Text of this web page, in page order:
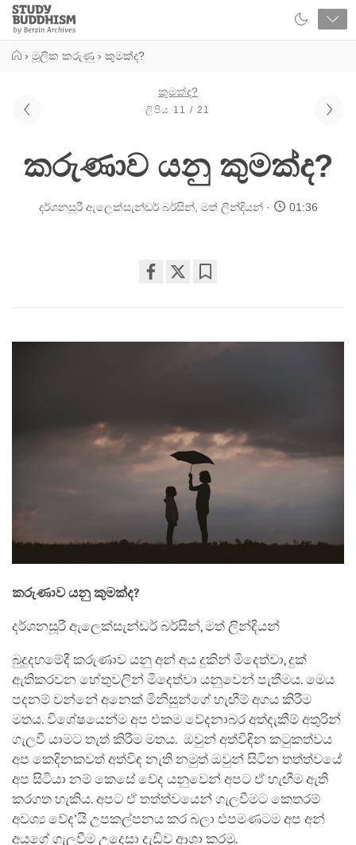
Close
Study
Buddhism
› මූලික කරුණු › කුමක්ද?
කුමක්ද?
ලිපිය 11 / 21
කරුණාව යනු කුමක්ද?
දර්ශනසූරී ඇලෙක්සැන්ඩර් බර්සින්, මත් ලින්දියන් 01:36
on
කරුණාව යනු කුමක්ද?
දර්ශනසූරී ඇලෙක්සැන්ඩර් බර්සින්, මත් ලින්දියන්
බුදුදහමේදී කරුණාව යනු අන් අය දුකින් මිදෙත්වා, දුක්
ඇතිකරවන හේතුවලින් මිදෙත්වා යනුවෙන් පැතීමය. මෙය
පදනම් වන්නේ අනෙක් මිනිසුන්ගේ හැඟීම් අගය කිරීම
මතය. විශේෂයෙන්ම අප එකම වේදනාබර අත්දැකීම් අතුරින්
ගැලවී යාමට තැත් කිරීම මතය. ඔවුන් අත්විඳින කටුකත්වය
අප කෙදිනකවත් අත්විඳ නැති නමුත් ඔවුන් සිටින තත්ත්වයේ
අප සිටියා නම් කෙසේ වේද යනුවෙන් අපට ඒ හැඟීම ඇති
කරගත හැකිය. අපට ඒ තත්ත්වයෙන් ගැලවීමට කෙතරම්
අවශ්‍ය වේද’යි උපකල්පනය කර බලා එපමණටම අප අන්
අයගේ ගැලවීම උදෙසා දැඩිව ආශා කරමු.